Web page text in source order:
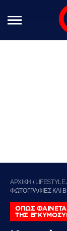
ΑΡΧΙΚΗ / LIFESTYLE
ΦΩΤΟΓΡΑΦΙΕΣ ΚΑΙ
ΟΠΩΣ
ΤΗΣ